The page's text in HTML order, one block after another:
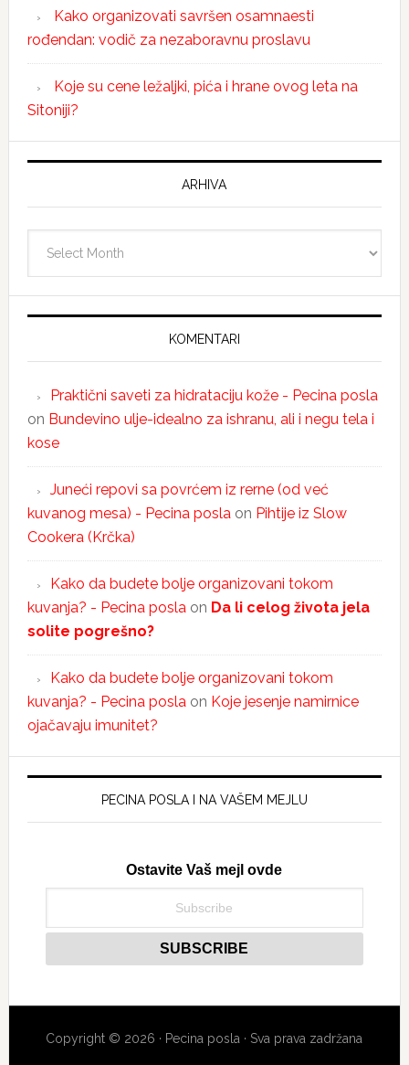
Kako organizovati savršen osamnaesti
rođendan: vodič za nezaboravnu proslavu
Koje su cene ležaljki, pića i hrane ovog leta na
Sitoniji?
ARHIVA
KOMENTARI
Praktični saveti za hidrataciju kože - Pecina posla
on Bundevino ulje-idealno za ishranu, ali i negu tela i
kose
Juneći repovi sa povrćem iz rerne (od već
kuvanog mesa) - Pecina posla on Pihtije iz Slow
Cookera (Krčka)
Kako da budete bolje organizovani tokom
kuvanja? - Pecina posla on Da li celog života jela
solite pogrešno?
Kako da budete bolje organizovani tokom
kuvanja? - Pecina posla on Koje jesenje namirnice
ojačavaju imunitet?
PECINA POSLA I NA VAŠEM MEJLU
Ostavite Vaš mejl ovde
Copyright © 2026 · Pecina posla · Sva prava zadržana